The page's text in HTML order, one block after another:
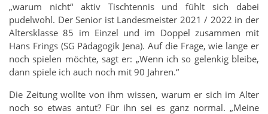
„warum nicht“ aktiv Tischtennis und fühlt sich dabei
pudelwohl. Der Senior ist Landesmeister 2021 / 2022 in der
Altersklasse 85 im Einzel und im Doppel zusammen mit
Hans Frings (SG Pädagogik Jena). Auf die Frage, wie lange er
noch spielen möchte, sagt er: „Wenn ich so gelenkig bleibe,
dann spiele ich auch noch mit 90 Jahren.“
Die Zeitung wollte von ihm wissen, warum er sich im Alter
noch so etwas antut? Für ihn sei es ganz normal. „Meine